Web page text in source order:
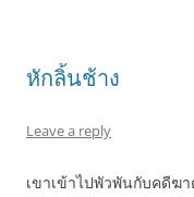
หักลิ้นช้าง
Leave a reply
เขาเข้าไปพัวพันกับคดีฆ